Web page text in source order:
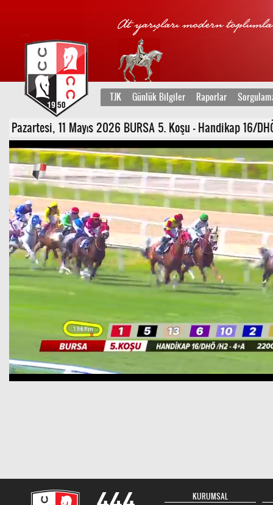
TJK Günlük Bilgiler Raporlar
Pazartesi, 11 Mayıs 2026 BURSA 5. Koşu - Handikap 16/
KURUMSAL